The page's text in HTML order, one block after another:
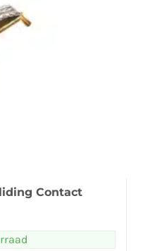
Contact